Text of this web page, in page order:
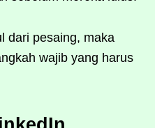
dari pesaing, maka
wajib yang harus